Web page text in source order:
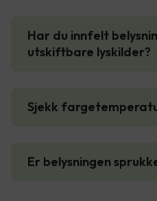
Har du innfelt
utskiftbare lyskilder?
Sjekk
Er belysningen